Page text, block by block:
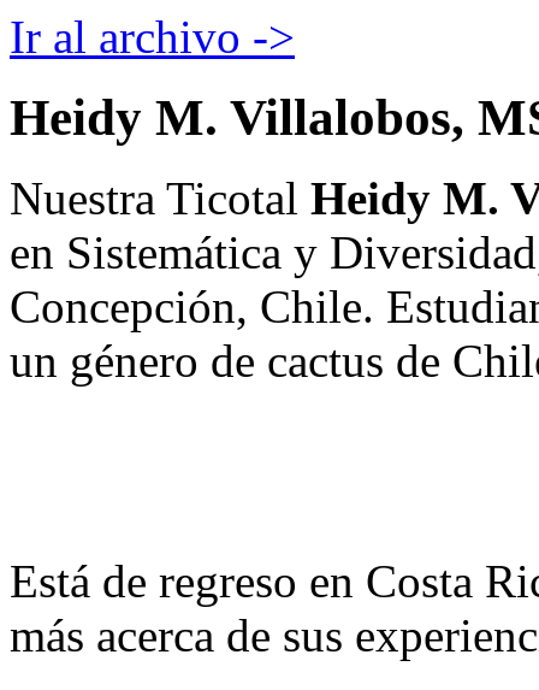
Ir al archivo ->
Heidy M. Villalobos,
Nuestra Ticotal Heidy M.
en Sistemática y
Concepción, Chile.
un género de cactus de
Está de regreso en Costa
más acerca de sus